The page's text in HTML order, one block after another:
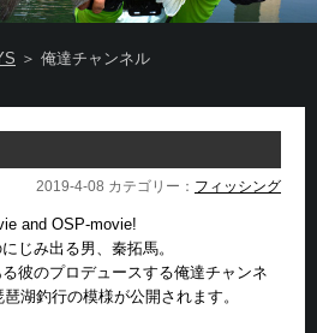
＞ 俺達チャンネル
2019-4-08 カテゴリー： フィッシング
and OSP-movie!
じみ出る男、秦拓馬。
彼のプロデュースする俺達チャンネ
湖釣行の模様が公開されます。